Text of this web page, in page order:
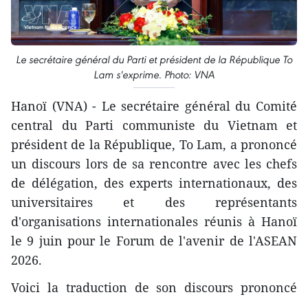
Le secrétaire général du Parti et président de la République To
Lam s'exprime. Photo: VNA
Hanoï (VNA) - Le secrétaire général du Comité
central du Parti communiste du Vietnam et
président de la République, To Lam, a prononcé
un discours lors de sa rencontre avec les chefs
de délégation, des experts internationaux, des
universitaires et des représentants
d'organisations internationales réunis à Hanoï
le 9 juin pour le Forum de l'avenir de l'ASEAN
2026.
Voici la traduction de son discours prononcé